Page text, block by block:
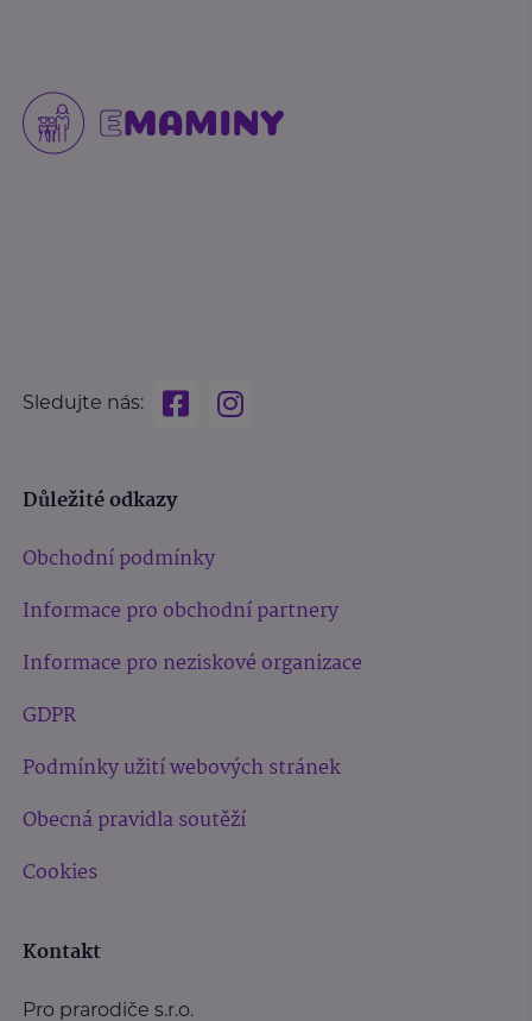
Sledujte nás:
Důležité odkazy
Obchodní podmínky
Informace pro obchodní partnery
Informace pro neziskové organizace
GDPR
Podmínky užití webových stránek
Obecná pravidla soutěží
Cookies
Kontakt
Pro prarodiče s.r.o.